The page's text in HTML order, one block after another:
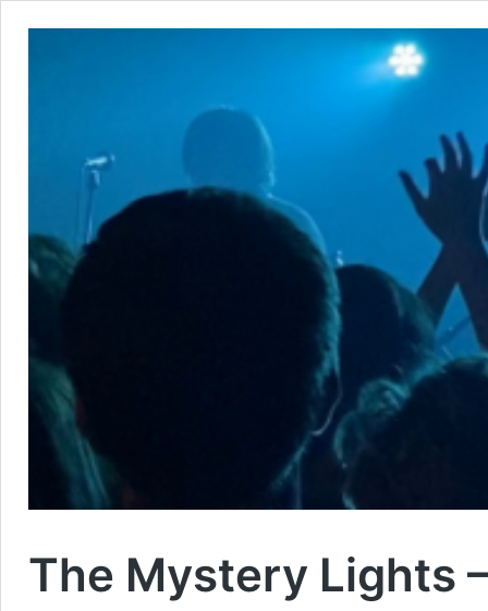
The Mystery Lights